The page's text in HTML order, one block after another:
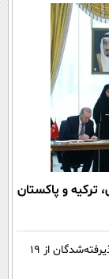
و پاکستان
نتایج آزمون مدارس سمپاد اعلام شد/ ثبت‌نام پذیرفته‌شدگان از ۱۹